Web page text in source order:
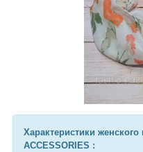
Характеристики женского
ACCESSORIES :